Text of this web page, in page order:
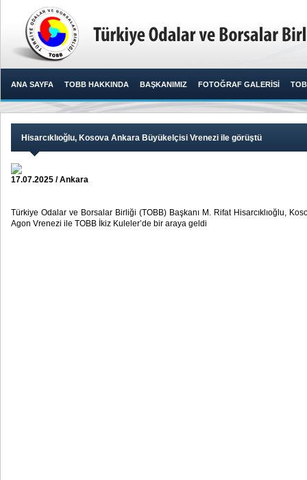
ANA SAYFA TOBB HAKKINDA BAŞKANIMIZ FOTOĞRAF GALERİSİ
Hisarcıklıoğlu, Kosova Ankara Büyükelçisi Vrenezi ile görüştü
17.07.2025 / Ankara
Türkiye Odalar ve Borsalar Birliği (TOBB) Başkanı M. Rifat Hisarcıklıoğlu,
Agon Vrenezi ile TOBB İkiz Kuleler’de bir araya geldi​